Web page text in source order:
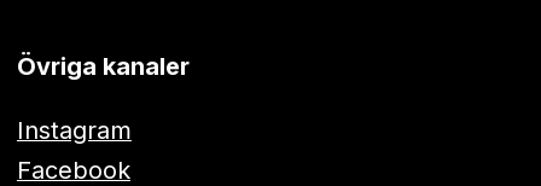
Övriga kanaler
Instagram
Facebook